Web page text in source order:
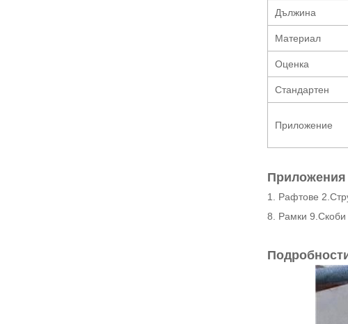
Дължина
Материал
Оценка
Стандартен
Приложение
Приложения
1. Рафтове 2.
8. Рамки 9. Скоби